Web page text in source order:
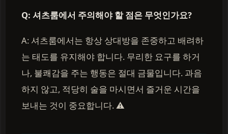
Q: 셔츠룸에서 주의해야 할 점은 무엇인가요?
A: 셔츠룸에서는 항상 상대방을 존중하고 배려하
는 태도를 유지해야 합니다. 무리한 요구를 하거
나, 불쾌감을 주는 행동은 절대 금물입니다. 과음
하지 않고, 적당히 술을 마시면서 즐거운 시간을
보내는 것이 중요합니다. ⚠️